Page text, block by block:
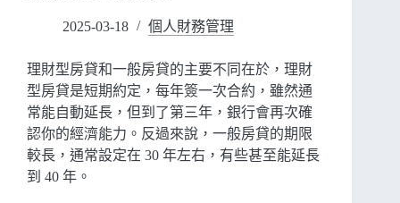
2025-03-18 個人財務管理
理財型房貸和一般房貸的主要不同在於，理財
型房貸是短期約定，每年簽一次合約，雖然通
常能自動延長，但到了第三年，銀行會再次確
認你的經濟能力。反過來說，一般房貸的期限
較長，通常設定在 30 年左右，有些甚至能延長
到 40 年。